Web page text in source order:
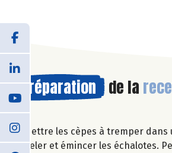
Préparation de la
Mettre les cèpes à tremper
Peler et émincer les échalotes.